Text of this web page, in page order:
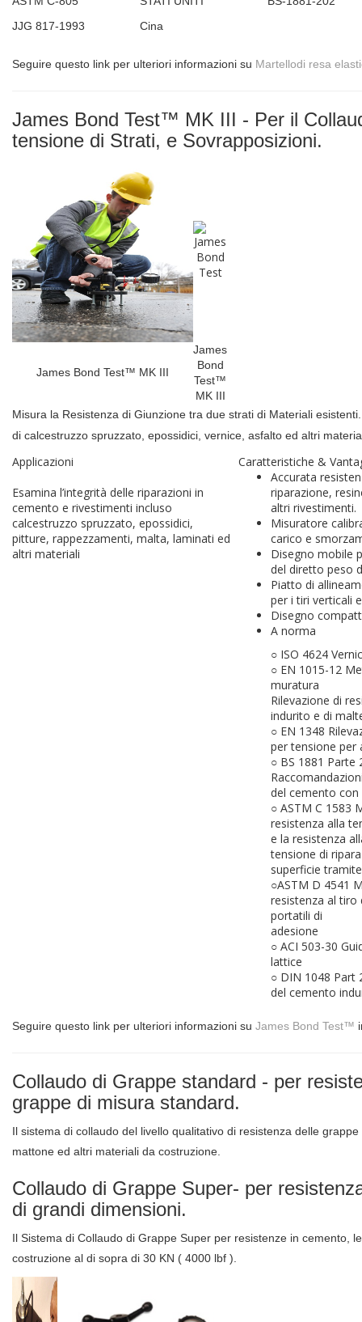
JJG 817-1993
Cina
Seguire questo link per ulteriori informazioni su Martellodi resa
James Bond Test™ MK III - Per il
tensione di Strati, e Sovrapposizioni.
James Bond Test™ MK III
James
Bond
Test™
MK III
Misura la Resistenza di Giunzione tra due strati di Materiali
di calcestruzzo spruzzato, epossidici, vernice, asfalto ed altri
Applicazioni
Esamina l’integrità delle riparazioni in
cemento e rivestimenti incluso
calcestruzzo spruzzato, epossidici,
pitture, rappezzamenti, malta, laminati ed
altri materiali
Caratteristiche &
Accurata
riparazione,
altri rivestimenti.
Misuratore
carico e
Disegno mobile
del diretto peso
Piatto di
per i tiri verticali
Disegno
A norma
○ ISO 4624
○ EN 1015-12
muratura
Rilevazione di
indurito e di
○ EN 1348
per tensione per
○ BS 1881 Parte
del cemento con
○ ASTM C 1583
resistenza alla
e la resistenza
tensione di
superficie
○ASTM D 4541
resistenza al tiro
portatili di
adesione
○ ACI 503-30
lattice
○ DIN 1048 Part
del cemento
Seguire questo link per ulteriori informazioni su James Bond Test™
Collaudo di Grappe standard - per
grappe di misura standard.
Il sistema di collaudo del livello qualitativo di resistenza delle
mattone ed altri materiali da costruzione.
Collaudo di Grappe Super- per
di grandi dimensioni.
Il Sistema di Collaudo di Grappe Super per resistenze in cemento,
costruzione al di sopra di 30 KN ( 4000 lbf ).